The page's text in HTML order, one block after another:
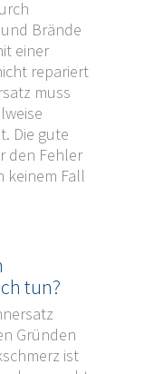
Brände
einer
repariert
muss
Die gute
den Fehler
keinem Fall
tun?
Gründen
ist